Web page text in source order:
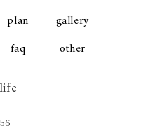
plan
gallery
faq other